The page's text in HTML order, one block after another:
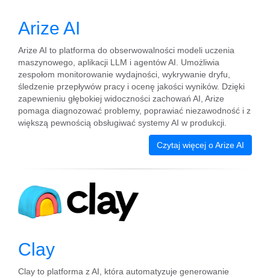
Arize AI
Arize AI to platforma do obserwowalności modeli uczenia
maszynowego, aplikacji LLM i agentów AI. Umożliwia
zespołom monitorowanie wydajności, wykrywanie dryfu,
śledzenie przepływów pracy i ocenę jakości wyników. Dzięki
zapewnieniu głębokiej widoczności zachowań AI, Arize
pomaga diagnozować problemy, poprawiać niezawodność i z
większą pewnością obsługiwać systemy AI w produkcji.
Czytaj więcej o Arize AI
Clay
Clay to platforma z AI, która automatyzuje generowanie